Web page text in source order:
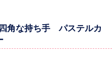
角な持ち手 パステルカ